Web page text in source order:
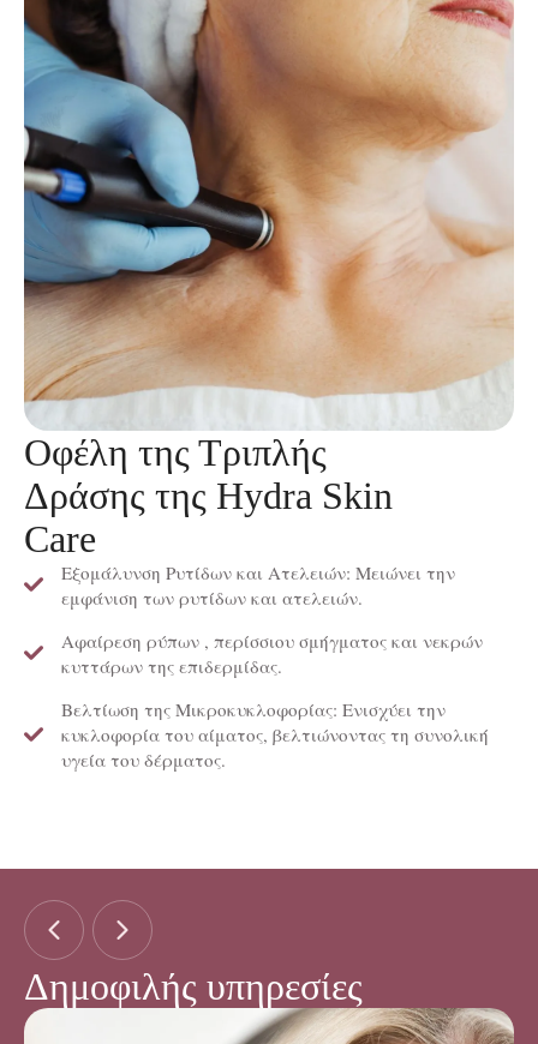
Οφέλη της Τριπλής
Δράσης της Hydra Skin
Care
Εξομάλυνση Ρυτίδων και Ατελειών: Μειώνει την
εμφάνιση των ρυτίδων και ατελειών.
Αφαίρεση ρύπων , περίσσιου σμήγματος και νεκρών
κυττάρων της επιδερμίδας.
Βελτίωση της Μικροκυκλοφορίας: Ενισχύει την
κυκλοφορία του αίματος, βελτιώνοντας τη συνολική
υγεία του δέρματος.
Δημοφιλής υπηρεσίες